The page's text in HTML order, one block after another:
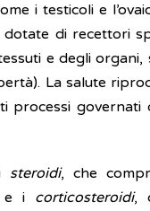
i testicoli e
di recettori
e degli
La salute
processi governati
steroidi, che
e i corticosteroidi,